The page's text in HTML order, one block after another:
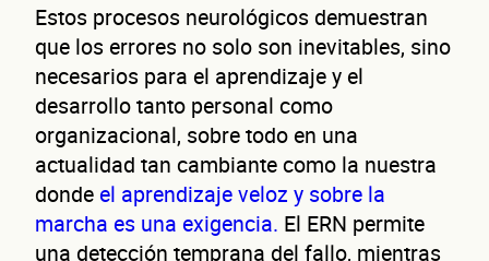
Estos procesos neurológicos demuestran
que los errores no solo son inevitables, sino
necesarios para el aprendizaje y el
desarrollo tanto personal como
organizacional, sobre todo en una
actualidad tan cambiante como la nuestra
dondeel aprendizaje veloz y sobre la
marcha es una exigencia. El ERN permite
una detección temprana del fallo, mientras